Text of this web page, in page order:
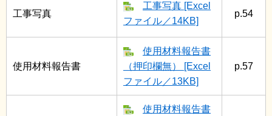
工事写真
工事写真 [Excel
ファイル／14KB]
p.54
使用材料報告書
使用材料報告書
（押印欄無） [Excel
ファイル／13KB]
p.57
使用材料報告書